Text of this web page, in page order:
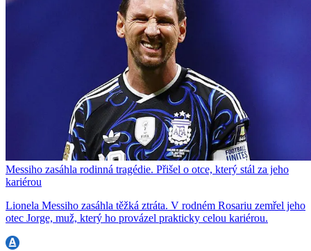
Messiho zasáhla rodinná tragédie. Přišel o otce, který stál za jeho
kariérou
Lionela Messiho zasáhla těžká ztráta. V rodném Rosariu zemřel jeho
otec Jorge, muž, který ho provázel prakticky celou kariérou.